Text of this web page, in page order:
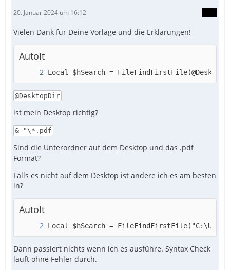
20. Januar 2024 um 16:12
Vielen Dank für Deine Vorlage und die Erklärungen!
AutoIt
Local $hSearch =
@DesktopDir
ist mein Desktop richtig?
& "\*.pdf
Sind die Unterordner auf dem Desktop und das .pdf
Format?
Falls es nicht auf dem Desktop ist ändere ich es am besten
in?
AutoIt
Local $hSearch =
Dann passiert nichts wenn ich es ausführe. Syntax Check
läuft ohne Fehler durch.